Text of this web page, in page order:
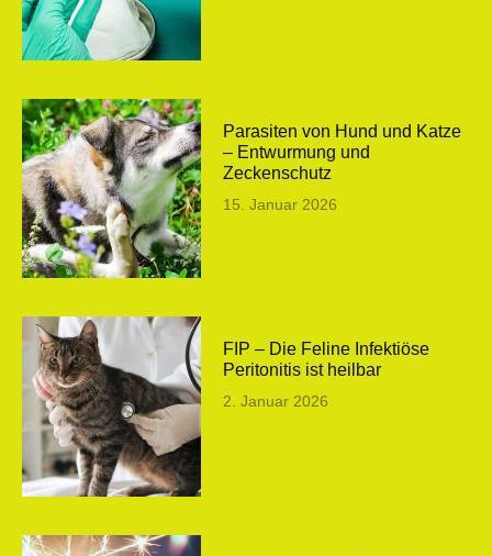
Parasiten von Hund und Katze
– Entwurmung und
Zeckenschutz
15. Januar 2026
FIP – Die Feline Infektiöse
Peritonitis ist heilbar
2. Januar 2026